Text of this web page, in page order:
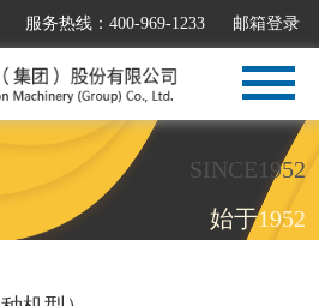
服务热线：400-969-1233 邮箱登录
SINCE1952
始于1952